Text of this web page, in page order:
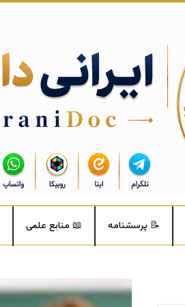
📝 پرسشنامه 📖 منابع علمی